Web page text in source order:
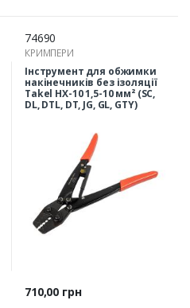
74690
КРИМПЕРИ
Інструмент для обжимки
накінечників без ізоляції
Takel HX-10 1,5-10 мм² (SC,
DL, DTL, DT, JG, GL, GTY)
Ціна
710,00 грн